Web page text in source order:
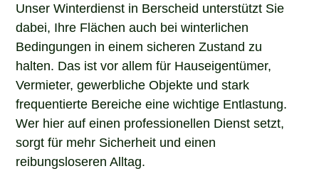
Unser Winterdienst in Berscheid unterstützt Sie
dabei, Ihre Flächen auch bei winterlichen
Bedingungen in einem sicheren Zustand zu
halten. Das ist vor allem für Hauseigentümer,
Vermieter, gewerbliche Objekte und stark
frequentierte Bereiche eine wichtige Entlastung.
Wer hier auf einen professionellen Dienst setzt,
sorgt für mehr Sicherheit und einen
reibungsloseren Alltag.